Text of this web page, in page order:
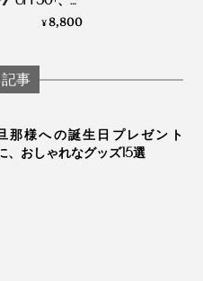
しで動きやす
¥8,800
事
那様への誕生日プレゼント
、おしゃれなグッズ15選